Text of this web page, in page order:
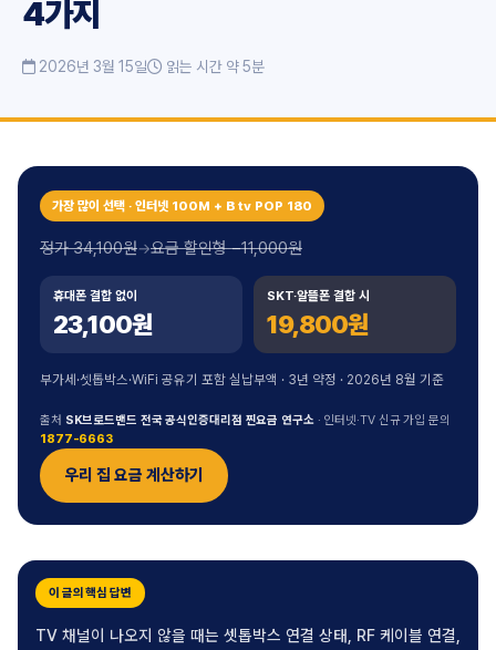
4가지
2026년 3월 15일 읽는 시간 약 5분
가장 많이 선택 · 인터넷 100M + B tv POP 180
정가 34,100원→요금 할인형 −11,000원
휴대폰 결합 없이
23,100원
SKT·알뜰폰 결합 시
19,800원
부가세·셋톱박스·WiFi 공유기 포함 실납부액 · 3년 약정 · 2026년 8월 기준
출처 SK브로드밴드 전국 공식인증대리점 찐요금 연구소· 인터넷·TV 신규 가입 문의
1877-6663
우리 집 요금 계산하기
이 글의 핵심 답변
TV 채널이 나오지 않을 때는 셋톱박스 연결 상태, RF 케이블 연결,